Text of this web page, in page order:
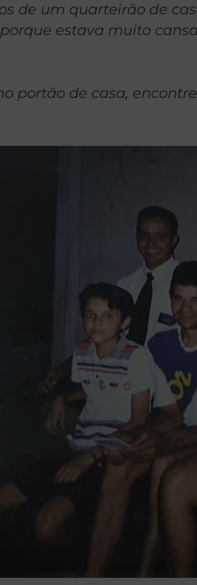
de um quarteirão de
estava muito
portão de casa,